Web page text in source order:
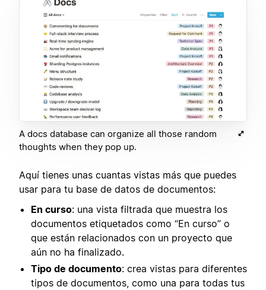
A docs database can organize all those random
thoughts when they pop up.
Aquí tienes unas cuantas vistas más que puedes
usar para tu base de datos de documentos:
En curso: una vista filtrada que muestra los
documentos etiquetados como “En curso” o
que están relacionados con un proyecto que
aún no ha finalizado.
Tipo de documento: crea vistas para diferentes
tipos de documentos, como una para todas tus